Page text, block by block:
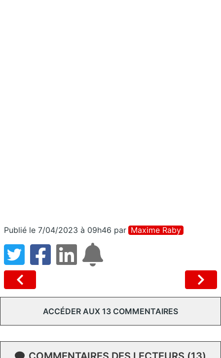
Publié le 7/04/2023 à 09h46 par Maxime Raby
ACCÉDER AUX 13 COMMENTAIRES